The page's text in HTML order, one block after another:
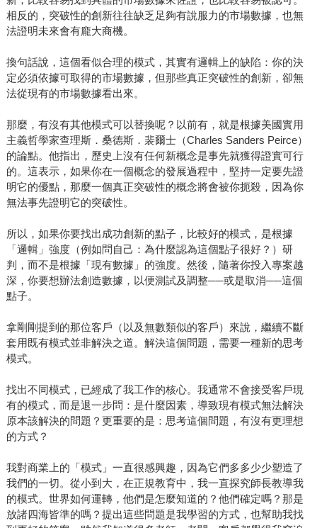
相反的，突破性的創新往往缺乏足夠有說服力的市場數據，也無
法證明未來會有龐大商機。
換句話說，這個看似合理的模式，其實有邏輯上的缺陷：你的決
定必須依據可取得的市場數據，但那些真正突破性的創新，卻無
法從現有的市場數據看出來。
那麼，有沒有其他模式可以替換呢？以前有，就是根據美國實用
主義哲學家查理斯．桑德斯．裴爾士（Charles Sanders Peirce）
的論點。他指出，歷史上沒有任何新概念是事先就獲得證實可行
的。這表示，如果你在一個概念的發展過程中，堅持一定要先證
明它的優點，那麼一個真正突破性的概念將會被你扼殺，因為你
無法事先證明它的突破性。
所以，如果你要找出成功創新的點子，比較好的模式，是根據
「邏輯」強度（例如問自己：為什麼認為這個點子很好？）研
判，而不是根據「現有數據」的強度。然後，隨著你投入專案越
深，你要想辦法創造數據，以便測試及調整──或是取消──這個
點子。
拿剛剛提到的那位客戶（以及無數類似的客戶）來說，繼續不斷
套用既有模式並非解決之道。解決這個問題，需要一種新的思考
模式。
找出不同模式，已經成了我工作的核心。我通常不會接受客戶現
有的模式，而是退一步問：是什麼因素，導致現有模式無法解決
原本該解決的問題？更重要的是：思考這個問題，有沒有更理想
的方式？
我對商業上的「模式」一直很感興趣，因為它們多多少少塑造了
我們的一切。從小到大，在正規教育中，我一直探究師長教導我
的模式。世界如何運轉，他們是怎麼知道的？他們確定嗎？那是
放諸四海皆準的嗎？提出這些問題是我學習的方式，也幫助我找